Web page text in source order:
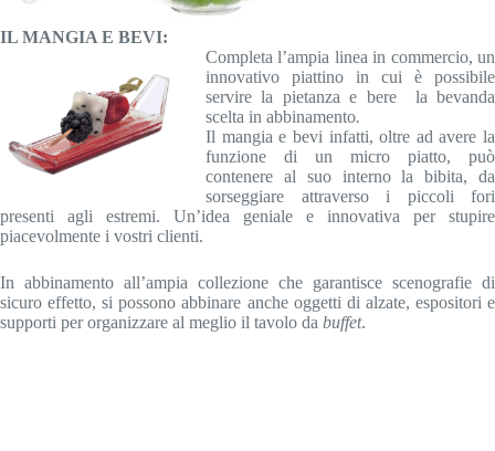
IL MANGIA E BEVI:
Completa l’ampia linea in commercio, un
innovativo piattino in cui è possibile
servire la pietanza e bere la bevanda
scelta in abbinamento.
Il mangia e bevi infatti, oltre ad avere la
funzione di un micro piatto, può
contenere al suo interno la bibita, da
sorseggiare attraverso i piccoli fori
presenti agli estremi. Un’idea geniale e innovativa
per stupire
piacevolmente i vostri clienti.
In abbinamento all’ampia collezione che garantisce scenografie di
sicuro effetto, si possono abbinare anche oggetti di alzate, espositori e
supporti per organizzare al meglio il tavolo da buffet.